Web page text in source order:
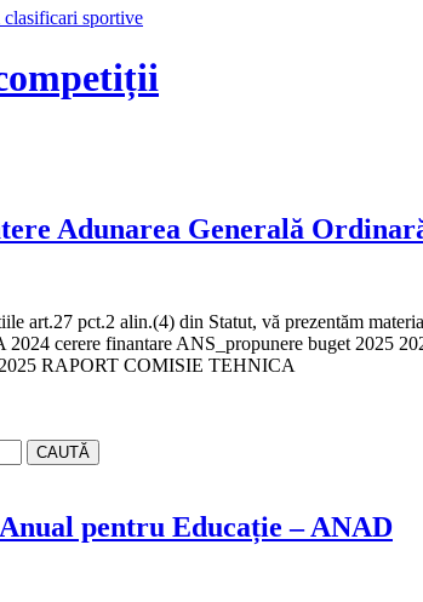
Adunarea Generală
art.27 pct.2 alin.(4) din Statut, vă prezentăm
cerere finantare ANS_propunere buget
RAPORT COMISIE TEHNICA
CAUTĂ
pentru Educație – ANAD